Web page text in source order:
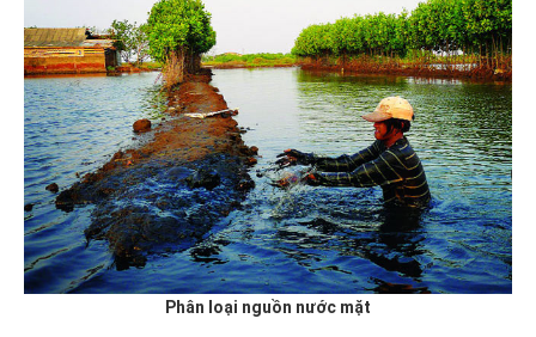
Phân loại nguồn nước mặt